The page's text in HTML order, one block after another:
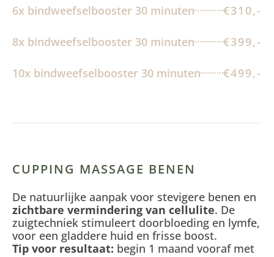
6x bindweefselbooster 30 minuten €310,-
8x bindweefselbooster 30 minuten €399,-
10x bindweefselbooster 30 minuten €499,-
CUPPING MASSAGE BENEN
De natuurlijke aanpak voor stevigere benen en
zichtbare vermindering van cellulite. De
zuigtechniek stimuleert doorbloeding en lymfe,
voor een gladdere huid en frisse boost.
Tip voor resultaat: begin 1 maand vooraf met